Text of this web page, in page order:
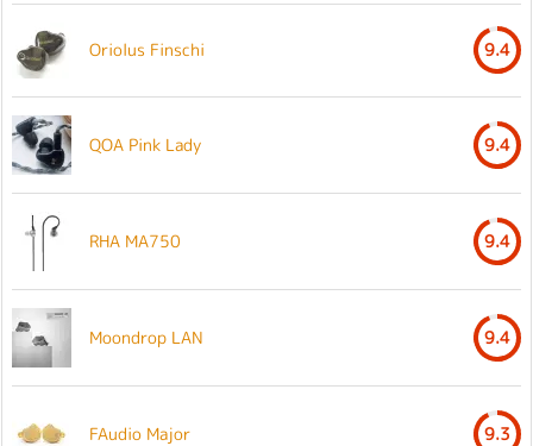
Oriolus Finschi 9.4
QOA Pink Lady 9.4
RHA MA750 9.4
Moondrop LAN 9.4
FAudio Major 9.3